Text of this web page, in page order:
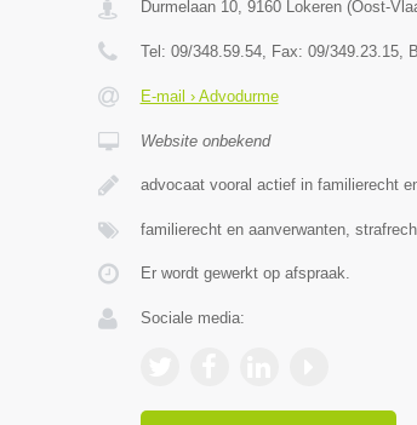
Durmelaan 10, 9160 Lokeren(Oost-
Tel: 09/348.59.54, Fax: 09/349.23.15,
E-mail › Advodurme
Website onbekend
advocaat vooral actief in familierecht
familierecht en aanverwanten,
Er wordt gewerkt op afspraak.
Sociale media: